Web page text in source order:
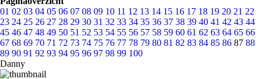
01 02 03 04 05 06 07 08 09 10 11 12 13 14 15 16 17 18 19 20 21 22
23 24 25 26 27 28 29 30 31 32 33 34 35 36 37 38 39 40 41 42 43 44
45 46 47 48 49 50 51 52 53 54 55 56 57 58 59 60 61 62 63 64 65 66
67 68 69 70 71 72 73 74 75 76 77 78 79 80 81 82 83 84 85 86 87 88
89 90 91 92 93 94 95 96 97 98 99 100
Danny